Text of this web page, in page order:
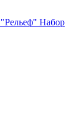
Набор